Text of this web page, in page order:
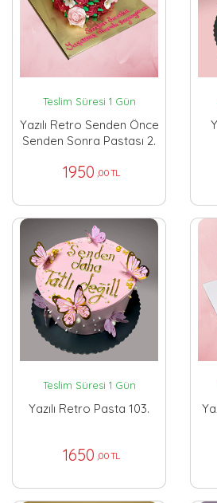
Teslim Süresi 1 Gün
Yazılı Retro Senden Önce
Senden Sonra Pastası 2.
1950 ,00 TL
Teslim Süresi 1 Gün
Yazılı Retro Pasta 103.
1650 ,00 TL